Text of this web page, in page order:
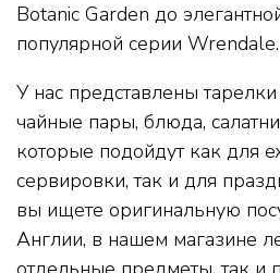
Botanic Garden до
популярной серии Wrendale.
У нас представлены
чайные пары, блюда,
которые подойдут как для
сервировки, так и для
вы ищете оригинальную
Англии, в нашем магазине